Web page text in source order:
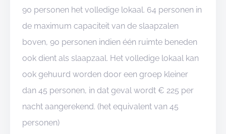
90 personen het volledige lokaal. 64 personen in
de maximum capaciteit van de slaapzalen
boven, 90 personen indien één ruimte beneden
ook dient als slaapzaal. Het volledige lokaal kan
ook gehuurd worden door een groep kleiner
dan 45 personen, in dat geval wordt € 225 per
nacht aangerekend. (het equivalent van 45
personen)